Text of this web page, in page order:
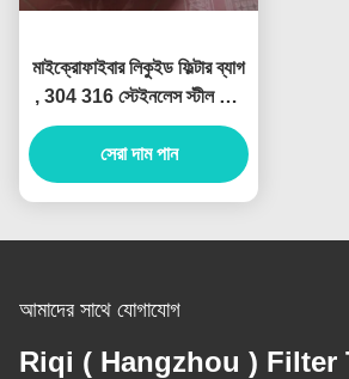
মাইক্রোফাইবার লিকুইড ফিল্টার ব্যাগ
, 304 316 স্টেইনলেস স্টীল মেশ
ফিল্টার ব্যাগ
সেরা দাম পান
আমাদের সাথে যোগাযোগ
Riqi ( Hangzhou ) Filter